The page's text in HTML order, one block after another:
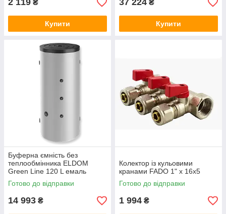
2 119 ₴
Купити
37 224 ₴
Купити
Буферна ємність без
теплообмінника ELDOM
Green Line 120 L емаль
Готово до відправки
14 993 ₴
Колектор із кульовими
кранами FADO 1" x 16x5
Готово до відправки
1 994 ₴